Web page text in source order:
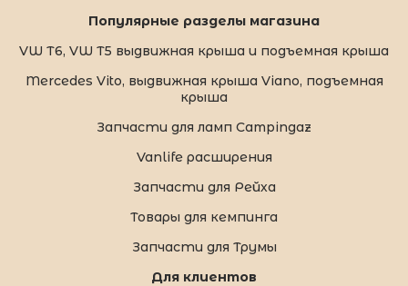
Популярные разделы магазина
VW T6, VW T5 выдвижная крыша и подъемная крыша
Mercedes Vito, выдвижная крыша Viano, подъемная
крыша
Запчасти для ламп Campingaz
Vanlife расширения
Запчасти для Рейха
Товары для кемпинга
Запчасти для Трумы
Для клиентов